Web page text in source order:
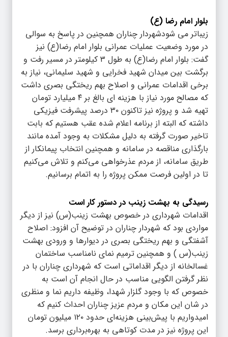
بلوار امام رضا (ع)
زیباتر می شودشهردار چناران همچنین در پاسخ به سوالی
در مورد وضعیت عملیات عمرانی بلوار امام رضا(ع) نیز
گفت: بلوار امام رضا(ع) به طول ۳ کیلومتر در مسیر رفت و
برگشت بین میدان شهید فخرایی و شهید سلیمانی، نیاز به
برخی اقدامات عمرانی و اصلاح بهم ریختگی بصری داشت
که مصالح مورد نیاز با هزینه ای بالغ بر ۴ میلیارد تومان
تهیه شد و پروژه نیز تاکنون ۳۰ درصد پیشرفت فیزیکی
داشته که البته از برنامه اعلام شده عقب هستیم که بابت
تاخیر صورت گرفته به دلیل مشکلات به وجود آمده مانند
بارگذاری مناقصه در سامانه و همچنین انتخاب پیمانکار از
طریق سامانه، از مردم عذرخواهی می‌کنم و تلاش می‌کنیم
تا در اولین فرصت ممکن پروژه را به اتمام برسانیم.
رسیدگی به بهشت زینب در دستور کار است
اقدامات شهرداری در خصوص بهشت زینب(س) نیز از دیگر
مواردی بود که شهردار چناران در توضیح آن افزود: اصلاح
آشفتگی و بهم ریختگی بصری در دیوارها و ورودی بهشت
زینب(س ) و همچنین ترمیم نمای نامناسب ساختمان
غسالخانه از دیگر اقداماتی است که شهرداری چناران با در
نظر گرفتن الگویی مناسب در حال انجام آن است به
خصوص که با وجود گلزار شهدا، وظیفه داریم نما و منظری
در شان این مکان و مردم عزیز چناران احداث کنیم که
امیدواریم با پیش‌بینی هزینه‌ای حدود ۱۲۰ میلیون تومان
این پروژه نیز در مدت کوتاهی به بهره‌برداری برسد.